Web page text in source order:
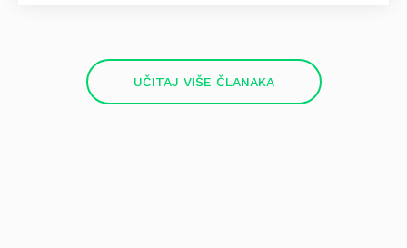
UČITAJ VIŠE ČLANAKA